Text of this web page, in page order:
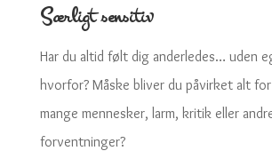
Særligt sensitiv
Har du altid følt dig anderledes… uden
hvorfor? Måske bliver du påvirket alt
mange mennesker, larm, kritik eller
forventninger?